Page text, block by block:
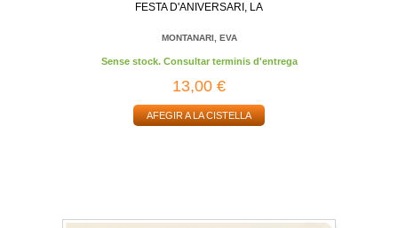
FESTA D'ANIVERSARI, LA
MONTANARI, EVA
Sense stock. Consultar terminis d'entrega
13,00 €
AFEGIR A LA CISTELLA